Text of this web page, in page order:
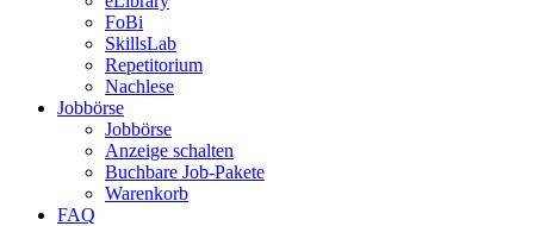
FoBi
SkillsLab
Repetitorium
Nachlese
Jobbörse
Jobbörse
Anzeige schalten
Buchbare Job-Pakete
Warenkorb
FAQ